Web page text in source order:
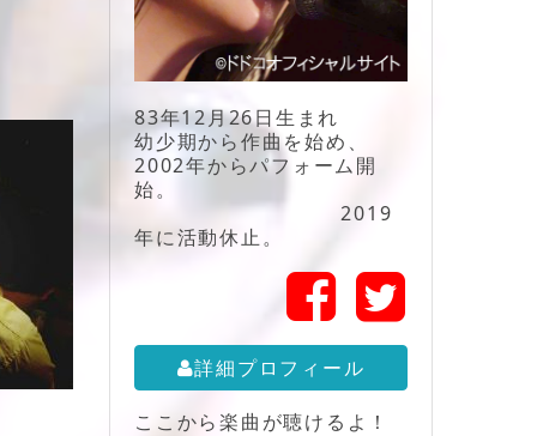
83年12月26日生まれ
幼少期から作曲を始め、
2002年からパフォーム開
始。
2019
年に活動休止。
詳細プロフィール
ここから楽曲が聴けるよ！